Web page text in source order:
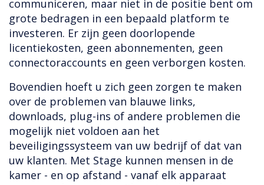
communiceren, maar niet in de positie bent om
grote bedragen in een bepaald platform te
investeren. Er zijn geen doorlopende
licentiekosten, geen abonnementen, geen
connectoraccounts en geen verborgen kosten.
Bovendien hoeft u zich geen zorgen te maken
over de problemen van blauwe links,
downloads, plug-ins of andere problemen die
mogelijk niet voldoen aan het
beveiligingssysteem van uw bedrijf of dat van
uw klanten. Met Stage kunnen mensen in de
kamer - en op afstand - vanaf elk apparaat